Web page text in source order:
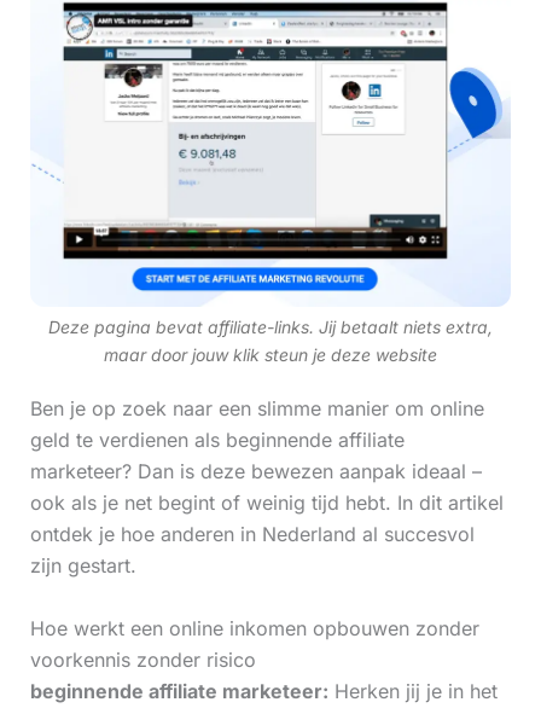
Deze pagina bevat affiliate-links. Jij betaalt niets extra,
maar door jouw klik steun je deze website
Ben je op zoek naar een slimme manier om online
geld te verdienen als beginnende affiliate
marketeer? Dan is deze bewezen aanpak ideaal –
ook als je net begint of weinig tijd hebt. In dit artikel
ontdek je hoe anderen in Nederland al succesvol
zijn gestart.
Hoe werkt een online inkomen opbouwen zonder
voorkennis zonder risico
beginnende affiliate marketeer: Herken jij je in het